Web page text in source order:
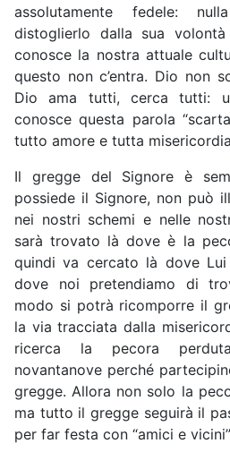
assolutamente fedele:
distoglierlo dalla sua
conosce la nostra attuale
questo non c’entra. Dio non
Dio ama tutti, cerca tutti:
conosce questa parola
tutto amore e tutta
Il gregge del Signore è
possiede il Signore, non può
nei nostri schemi e nelle
sarà trovato là dove è la
quindi va cercato là dove
dove noi pretendiamo di
modo si potrà ricomporre il
la via tracciata dalla
ricerca la pecora
novantanove perché
gregge. Allora non solo la
ma tutto il gregge seguirà il
per far festa con “amici e